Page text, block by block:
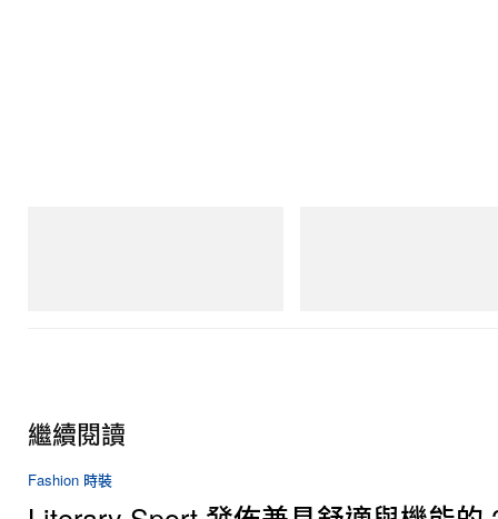
繼續閱讀
Fashion 時裝